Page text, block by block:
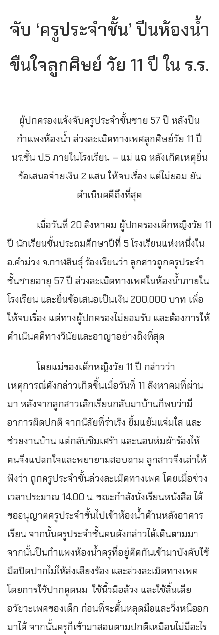
จับ ‘ครูประจำชั้น’ ปีนห้องน้ำ
ขืนใจลูกศิษย์ วัย 11 ปี ใน ร.ร.
ผู้ปกครองแจ้งจับครูประจำชั้นชาย 57 ปี หลังปีน
กำแพงห้องน้ำ ล่วงละเมิดทางเพศลูกศิษย์วัย 11 ปี
นร.ชั้น ป.5 ภายในโรงเรียน – แม่ แฉ หลังเกิดเหตุยื่น
ข้อเสนอจ่ายเงิน 2 แสน ให้จบเรื่อง แต่ไม่ยอม ยัน
ดำเนินคดีถึงที่สุด
เมื่อวันที่ 20 สิงหาคม ผู้ปกครองเด็กหญิงวัย 11
ปี นักเรียนชั้นประถมศึกษาปีที่ 5 โรงเรียนแห่งหนึ่งใน
อ.คำม่วง จ.กาฬสินธุ์ ร้องเรียนว่า ลูกสาวถูกครูประจำ
ชั้นชายอายุ 57 ปี ล่วงละเมิดทางเพศในห้องน้ำภายใน
โรงเรียน และยื่นข้อเสนอเป็นเงิน 200,000 บาท เพื่อ
ให้จบเรื่อง แต่ทางผู้ปกครองไม่ยอมรับ และต้องการให้
ดำเนินคดีทางวินัยและอาญาอย่างถึงที่สุด
โดยแม่ของเด็กหญิงวัย 11 ปี กล่าวว่า
เหตุการณ์ดังกล่าวเกิดขึ้นเมื่อวันที่ 11 สิงหาคมที่ผ่าน
มา หลังจากลูกสาวเลิกเรียนกลับมาบ้านก็พบว่ามี
อาการผิดปกติ จากนิสัยที่ร่าเริง ยิ้มแย้มแจ่มใส และ
ช่วยงานบ้าน แต่กลับซึมเศร้า และนอนห่มผ้าร้องไห้
ตนจึงแปลกใจและพยายามสอบถาม ลูกสาวจึงเล่าให้
ฟังว่า ถูกครูประจำชั้นล่วงละเมิดทางเพศ โดยเมื่อช่วง
เวลาประมาณ 14.00 น. ขณะกำลังนั่งเรียนหนังสือ ได้
ขออนุญาตครูประจำชั้นไปเข้าห้องน้ำด้านหลังอาคาร
เรียน จากนั้นครูประจำชั้นคนดังกล่าวได้เดินตามมา
จากนั้นปีนกำแพงห้องน้ำครูที่อยู่ติดกันเข้ามาบังคับใช้
มือปิดปากไม่ไห้ส่งเสียงร้อง และล่วงละเมิดทางเพศ
โดยการใช้ปากดูดนม ใช้นิ้วมือล้วง และใช้ลิ้นเลีย
อวัยวะเพศของเด็ก ก่อนที่จะดิ้นหลุดมือและวิ่งหนีออก
มาได้ จากนั้นครูก็เข้ามาสอนตามปกติเหมือนไม่มีอะไร